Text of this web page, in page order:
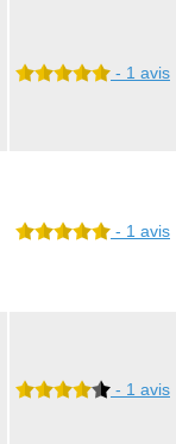
- 1 avis
- 1 avis
- 1 avis